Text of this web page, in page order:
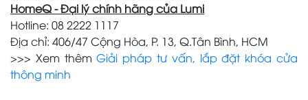
HomeQ - Đại lý chính hãng của Lumi
Hotline: 08 2222 1117
Địa chỉ: 406/47 Cộng Hòa, P. 13, Q.Tân Bình, HCM
>>> Xem thêmGiải pháp tư vấn, lắp đặt khóa cửa
thông minh